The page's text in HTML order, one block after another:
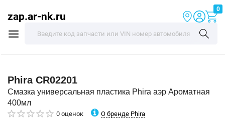
zap.ar-nk.ru
0
Phira CR02201
Смазка универсальная пластика Phira аэр Ароматная
400мл
0 оценок О бренде Phira